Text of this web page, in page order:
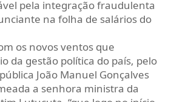
pela integração fraudulenta
na folha de salários do
os novos ventos que
da gestão política do país, pelo
João Manuel Gonçalves
a senhora ministra da